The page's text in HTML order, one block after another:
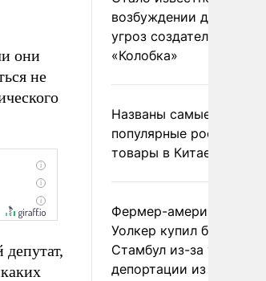
они
не
возбуждении дела из-
угроз создателям
«Колобка»
Названы самые
популярные российские
товары в Китае
Фермер-американец
Уолкер купил билет в
Стамбул из-за угрозы
депортации из России